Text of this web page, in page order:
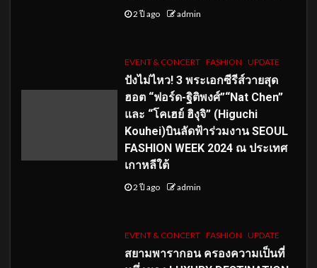
2 ปี ago admin
EVENT & CONCERT FASHION UPDATE
ปังไม่ไหว! 3 พระเอกซีรีส์วายสุด
ฮอต “ฟอร์ด-ฐิติพงศ์”“Nat Chen”
และ “โคเฮย์ ฮิงุจิ” (Higuchi
Kouhei)บินลัดฟ้าร่วมงาน SEOUL
FASHION WEEK 2024 ณ ประเทศ
เกาหลีใต้
2 ปี ago admin
EVENT & CONCERT FASHION UPDATE
สยามพารากอน ครองความเป็นที่